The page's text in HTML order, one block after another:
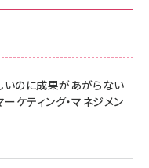
06/24号 No.2500増刊
[王道エンタメの矜持／
08号 No.2502[2026
保証5年 KLMEA128G
ム iPhone 17 用 保護フィ
(6.3インチ) 対応
保証5年 KLMEA128G
- Amazonロゴ - クラ
USB-C & USB-C
いのに成果があがらない
ケティング・マネジメン